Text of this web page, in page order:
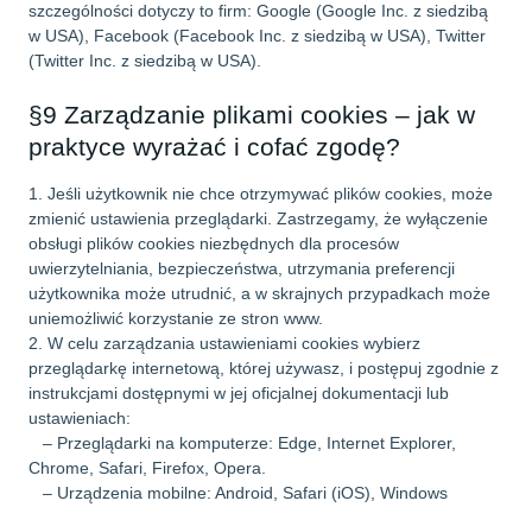
szczególności dotyczy to firm: Google (Google Inc. z siedzibą
w USA), Facebook (Facebook Inc. z siedzibą w USA), Twitter
(Twitter Inc. z siedzibą w USA).
§9 Zarządzanie plikami cookies – jak w
praktyce wyrażać i cofać zgodę?
1. Jeśli użytkownik nie chce otrzymywać plików cookies, może
zmienić ustawienia przeglądarki. Zastrzegamy, że wyłączenie
obsługi plików cookies niezbędnych dla procesów
uwierzytelniania, bezpieczeństwa, utrzymania preferencji
użytkownika może utrudnić, a w skrajnych przypadkach może
uniemożliwić korzystanie ze stron www.
2. W celu zarządzania ustawieniami cookies wybierz
przeglądarkę internetową, której używasz, i postępuj zgodnie z
instrukcjami dostępnymi w jej oficjalnej dokumentacji lub
ustawieniach:
– Przeglądarki na komputerze: Edge, Internet Explorer,
Chrome, Safari, Firefox, Opera.
– Urządzenia mobilne: Android, Safari (iOS), Windows